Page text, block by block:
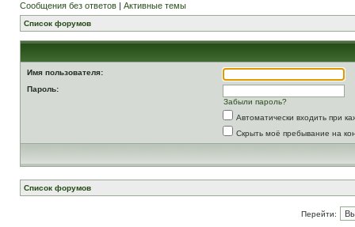
Сообщения без ответов | Активные темы
Список форумов
Имя пользователя:
Пароль:
Забыли пароль?
Автоматически входить при
Скрыть моё пребывание на
Список форумов
Перейти: